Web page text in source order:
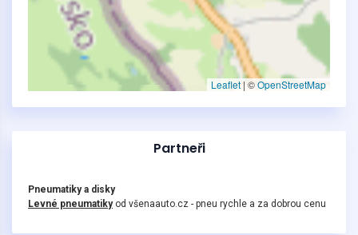
Leaflet | ©OpenStreetMap
Partneři
Pneumatiky a disky
Levné pneumatikyod všenaauto.cz - pneu rychle a za dobrou cenu